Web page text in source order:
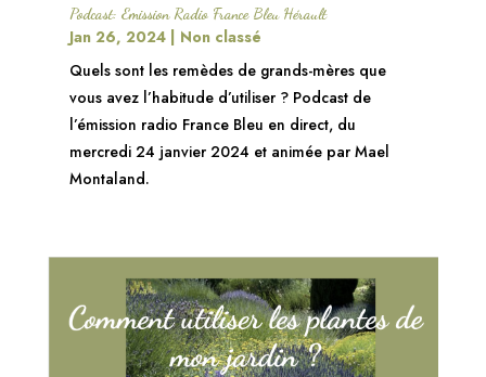
Podcast: Emission Radio France Bleu Hérault
Jan 26, 2024| Non classé
Quels sont les remèdes de grands-mères que
vous avez l’habitude d’utiliser ? Podcast de
l’émission radio France Bleu en direct, du
mercredi 24 janvier 2024 et animée par Mael
Montaland.